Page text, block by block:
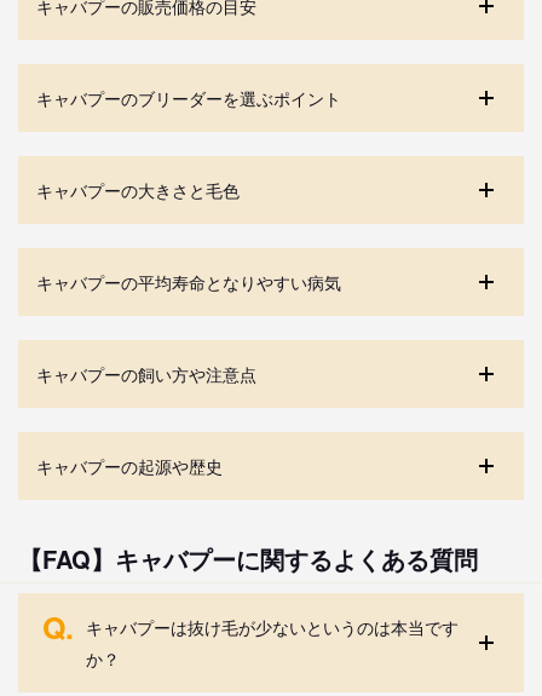
キャバプーの販売価格の目安
キャバプーのブリーダーを選ぶポイント
キャバプーの大きさと毛色
キャバプーの平均寿命となりやすい病気
キャバプーの飼い方や注意点
キャバプーの起源や歴史
【FAQ】キャバプーに関するよくある質問
Q. キャバプーは抜け毛が少ないというのは本当です
か？